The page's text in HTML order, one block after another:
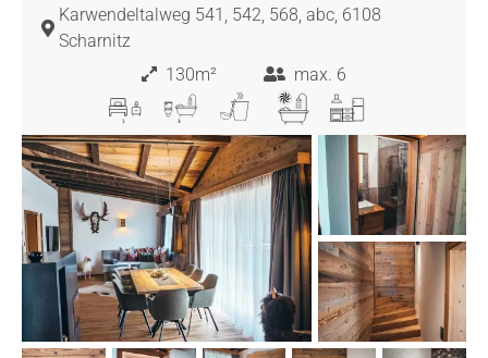
Karwendeltalweg 541, 542, 568, abc, 6108
Scharnitz
130m²
max. 6